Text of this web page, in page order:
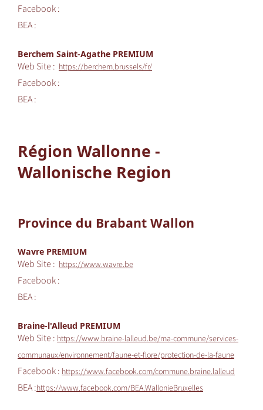
Facebook :
BEA :
Berchem Saint-Agathe PREMIUM
Web Site : https://berchem.brussels/fr/
Facebook :
BEA :
Région Wallonne -
Wallonische Region
Province du Brabant Wallon
Wavre PREMIUM
Web Site : https://www.wavre.be
Facebook :
BEA :
Braine-l'Alleud PREMIUM
Web Site :https://www.braine-lalleud.be/ma-commune/services-
communaux/environnement/faune-et-flore/protection-de-la-faune
Facebook :https://www.facebook.com/commune.braine.lalleud
BEA :https://www.facebook.com/BEA.WallonieBruxelles